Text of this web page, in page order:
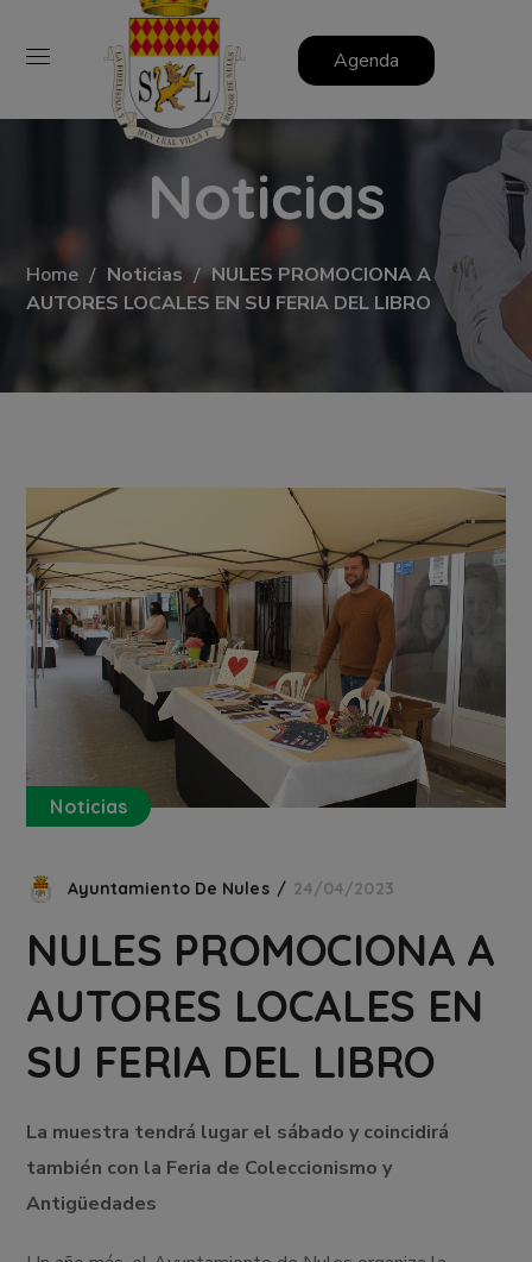
Agenda
Noticias
Home Noticias
NULES PROMOCIONA A
AUTORES LOCALES EN SU FERIA DEL LIBRO
Noticias
Ayuntamiento De Nules 24/04/2023
NULES PROMOCIONA A
AUTORES LOCALES EN
SU FERIA DEL LIBRO
La muestra tendrá lugar el sábado y coincidirá
también con la Feria de Coleccionismo y
Antigüedades